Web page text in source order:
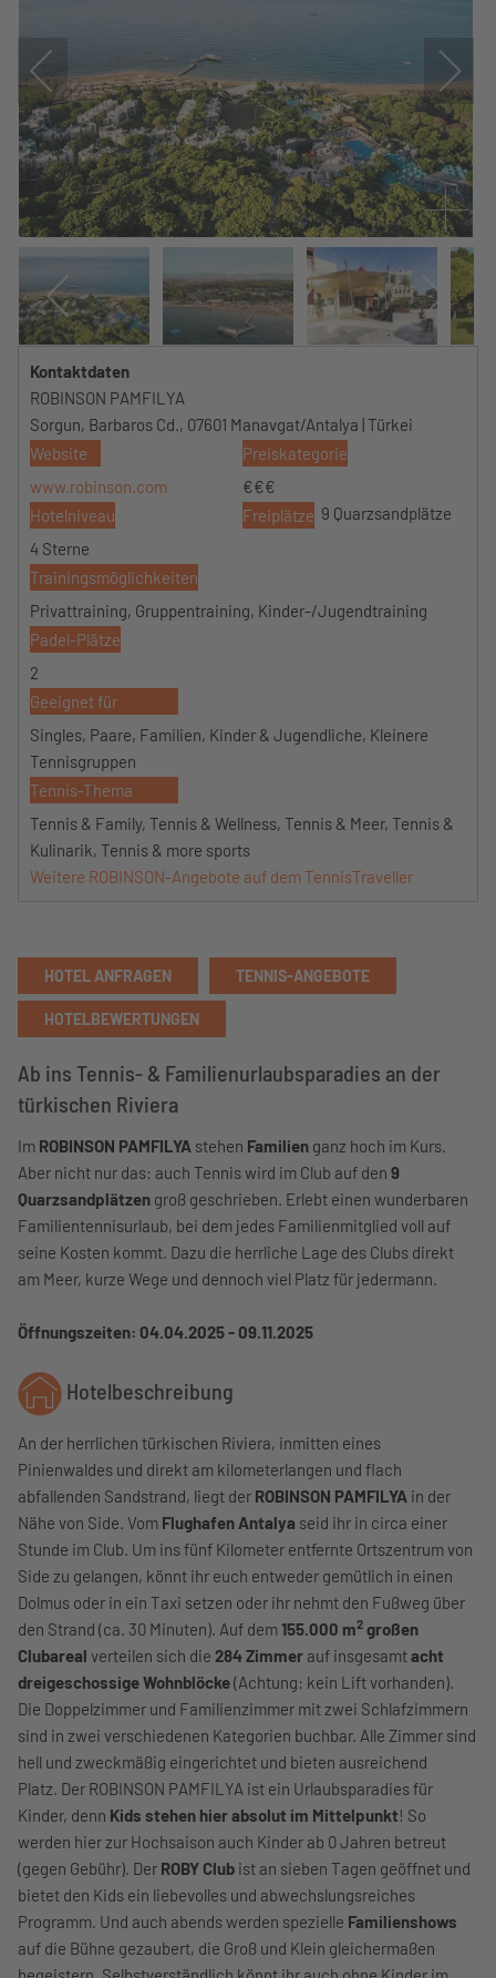
Kontaktdaten
ROBINSON PAMFILYA
Sorgun, Barbaros Cd., 07601 Manavgat/Antalya | Türkei
Website
www.robinson.com
Preiskategorie
€€€
Hotelniveau
4 Sterne
Freiplätze 9 Quarzsandplätze
Trainingsmöglichkeiten
Privattraining, Gruppentraining, Kinder-/Jugendtraining
Padel-Plätze
2
Geeignet für
Singles, Paare, Familien, Kinder & Jugendliche, Kleinere
Tennisgruppen
Tennis-Thema
Tennis & Family, Tennis & Wellness, Tennis & Meer, Tennis &
Kulinarik, Tennis & more sports
Weitere ROBINSON-Angebote auf dem TennisTraveller
HOTEL ANFRAGEN TENNIS-ANGEBOTE
HOTELBEWERTUNGEN
Ab ins Tennis- & Familienurlaubsparadies an der
türkischen Riviera
Im ROBINSON PAMFILYA stehen Familien ganz hoch im Kurs.
Aber nicht nur das: auch Tennis wird im Club auf den 9
Quarzsandplätzen groß geschrieben. Erlebt einen wunderbaren
Familientennisurlaub, bei dem jedes Familienmitglied voll auf
seine Kosten kommt. Dazu die herrliche Lage des Clubs direkt
am Meer, kurze Wege und dennoch viel Platz für jedermann.
Öffnungszeiten: 04.04.2025 - 09.11.2025
Hotelbeschreibung
An der herrlichen türkischen Riviera, inmitten eines
Pinienwaldes und direkt am kilometerlangen und flach
abfallenden Sandstrand, liegt der ROBINSON PAMFILYA in der
Nähe von Side. Vom Flughafen Antalya seid ihr in circa einer
Stunde im Club. Um ins fünf Kilometer entfernte Ortszentrum von
Side zu gelangen, könnt ihr euch entweder gemütlich in einen
Dolmus oder in ein Taxi setzen oder ihr nehmt den Fußweg über
den Strand (ca. 30 Minuten). Auf dem155.000 m2 großen
Clubareal verteilen sich die 284 Zimmer auf insgesamtacht
dreigeschossige Wohnblöcke(Achtung: kein Lift vorhanden).
Die Doppelzimmer und Familienzimmer mit zwei Schlafzimmern
sind in zwei verschiedenen Kategorien buchbar. Alle Zimmer sind
hell und zweckmäßig eingerichtet und bieten ausreichend
Platz. Der ROBINSON PAMFILYA ist ein Urlaubsparadies für
Kinder, denn Kids stehen hier absolut im Mittelpunkt! So
werden hier zur Hochsaison auch Kinder ab 0 Jahren betreut
(gegen Gebühr). Der ROBY Club ist an sieben Tagen geöffnet und
bietet den Kids ein liebevolles und abwechslungsreiches
Programm. Und auch abends werden spezielle Familienshows
auf die Bühne gezaubert, die Groß und Klein gleichermaßen